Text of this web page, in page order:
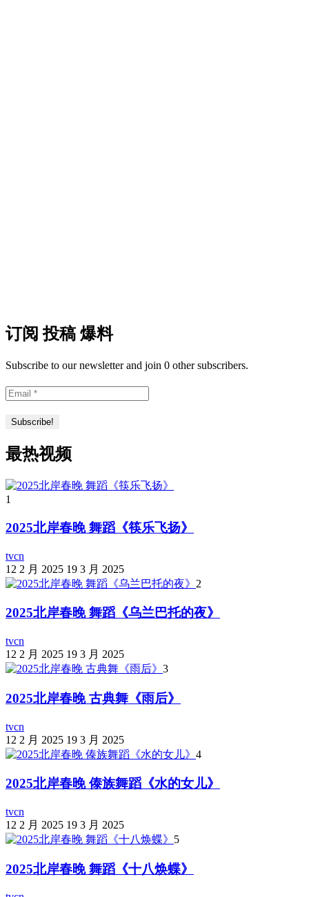
订阅 投稿 爆料
Subscribe to our newsletter and join 0 other subscribers.
最热视频
1
2025北岸春晚 舞蹈《筷乐飞扬》
tvcn
12 2 月 2025 19 3 月 2025
2
2025北岸春晚 舞蹈《乌兰巴托的夜》
tvcn
12 2 月 2025 19 3 月 2025
3
2025北岸春晚 古典舞《雨后》
tvcn
12 2 月 2025 19 3 月 2025
4
2025北岸春晚 傣族舞蹈《水的女儿》
tvcn
12 2 月 2025 19 3 月 2025
5
2025北岸春晚 舞蹈《十八焕蝶》